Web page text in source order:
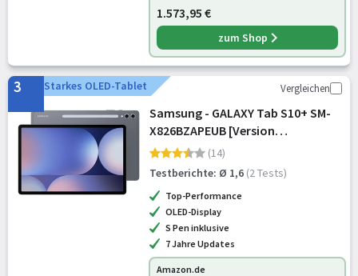
1.573,95 €
zum Shop
3 Starkes OLED-Tablet Vergleichen
Samsung - GALAXY Tab S10+ SM-
X826BZAPEUB [Version
Rumänische]
(14)
Testberichte: Ø 1,6 (2 Tests)
Top-Performance
OLED-Display
S Pen inklusive
7 Jahre Updates
Amazon.de